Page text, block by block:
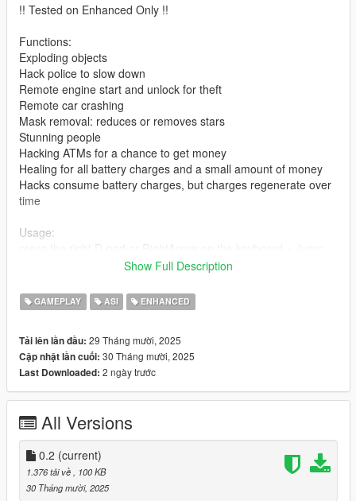
!! Tested on Enhanced Only !!
Functions:
Exploding objects
Hack police to slow down
Remote engine start and unlock for theft
Remote car crashing
Mask removal: reduces or removes stars
Stunning people
Hacking ATMs for a chance to get money
Healing for all battery charges and a small amount of money
Hacks consume battery charges, but charges regenerate over
time
Usage:
Navigation - ArrowKeys or D-pad
How to Install:
archive.
2. Copy from watch_dogs_hack_mod_gtav.zip
"watch_dogs_hack_gtav.asi"
GTA5_Enhanced.exe (not in the scripts folder)
Requirements:
1. Disable BattlEye in the Rockstar launcher settings
2. Download ScriptHookV
Show Full Description
GAMEPLAY ASI ENHANCED
Tải lên lần đầu: 29 Tháng mười, 2025
Cập nhật lần cuối: 30 Tháng mười, 2025
Last Downloaded: 2 ngày trước
All Versions
0.2 (current)
1.376 tải về, 100 KB
30 Tháng mười, 2025